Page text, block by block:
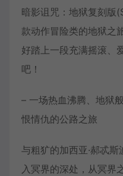
暗影诅咒：地狱复刻
款动作冒险类的地狱之
好踏上一段充满摇滚、
吧！
– 一场热血沸腾、地狱
恨情仇的公路之旅
与粗犷的加西亚·郝忒
入冥界的深处，从冥界